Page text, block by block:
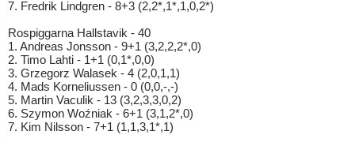
7. Fredrik Lindgren - 8+3 (2,2*,1*,1,0,2*)
Rospiggarna Hallstavik - 40
1. Andreas Jonsson - 9+1 (3,2,2,2*,0)
2. Timo Lahti - 1+1 (0,1*,0,0)
3. Grzegorz Walasek - 4 (2,0,1,1)
4. Mads Korneliussen - 0 (0,0,-,-)
5. Martin Vaculik - 13 (3,2,3,3,0,2)
6. Szymon Woźniak - 6+1 (3,1,2*,0)
7. Kim Nilsson - 7+1 (1,1,3,1*,1)